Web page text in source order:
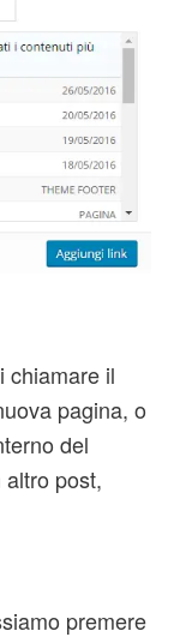
chiamare il
pagina, o
del
post,
premere